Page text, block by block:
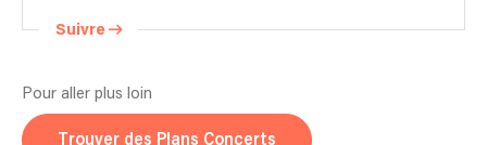
Suivre
Pour aller plus loin
Trouver des Plans Concerts